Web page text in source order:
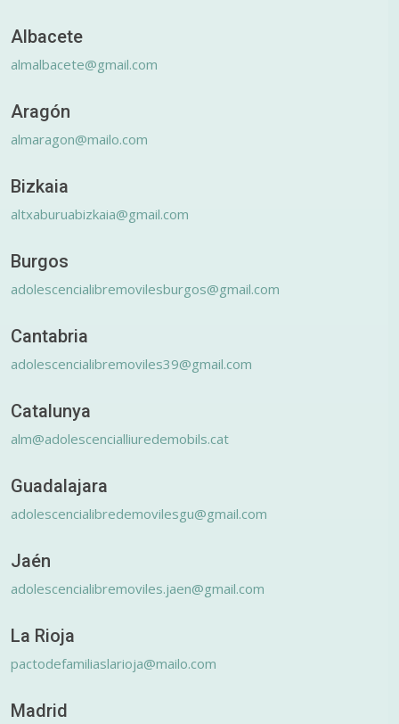
Albacete
almalbacete@gmail.com
Aragón
almaragon@mailo.com
Bizkaia
altxaburuabizkaia@gmail.com
Burgos
adolescencialibremovilesburgos@gmail.com
Cantabria
adolescencialibremoviles39@gmail.com
Catalunya
alm@adolescencialliuredemobils.cat
Guadalajara
adolescencialibredemovilesgu@gmail.com
Jaén
adolescencialibremoviles.jaen@gmail.com
La Rioja
pactodefamiliaslarioja@mailo.com
Madrid